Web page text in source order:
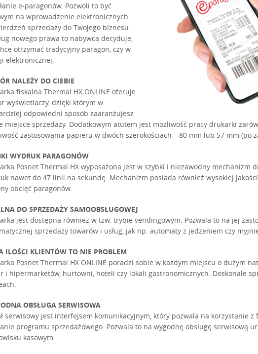
e-paragonów. Pozwoli to być
na wprowadzenie elektronicznych
sprzedaży do Twojego biznesu.
nowego prawa to nabywca decyduje,
otrzymać tradycyjny paragon, czy w
elektronicznej.
NALEŻY DO CIEBIE
fiskalna Thermal HX ONLINE oferuje
wyświetlaczy, dzięki którym w
odpowiedni sposób zaaranżujesz
miejsce sprzedaży. Dodatkowym atutem jest możliwość pracy drukarki
zastosowania papieru w dwóch szerokościach – 80 mm lub 57 mm (po
WYDRUK PARAGONÓW
Posnet Thermal HX wyposażona jest w szybki i niezawodny mechanizm
nawet do 47 linii na sekundę. Mechanizm posiada również wysokiej
obcięć paragonów.
DO SPRZEDAŻY SAMOOBSŁUGOWEJ
jest dostępna również w tzw. trybie vendingowym. Pozwala to na jej
sprzedaży towarów i usług, jak np. automaty z jedzeniem czy
ILOŚCI KLIENTÓW TO NIE PROBLEM
Posnet Thermal HX ONLINE poradzi sobie w każdym miejscu o dużym
i hipermarketów, hurtowni, hoteli czy lokali gastronomicznych. Doskonale
OBSŁUGA SERWISOWA
serwisowy jest interfejsem komunikacyjnym, który pozwala na korzystanie
programu sprzedażowego. Pozwala to na wygodnę obsługę serwisową
kasowym.